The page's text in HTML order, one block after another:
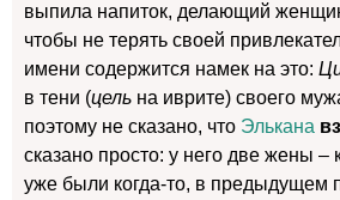
выпила напиток, делающий
чтобы не терять своей
имени содержится намек на это:
в тени (цель на иврите) своего
поэтому не сказано, что Элькана
сказано просто: у него две жены –
уже были когда-то, в предыдущем